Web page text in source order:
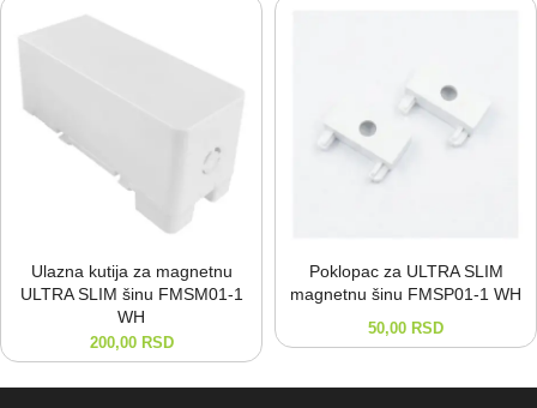
Ulazna kutija za magnetnu
ULTRA SLIM šinu FMSM01-⁠1
WH
200,00 RSD
Poklopac za ULTRA SLIM
magnetnu šinu FMSP01-⁠1 WH
50,00 RSD